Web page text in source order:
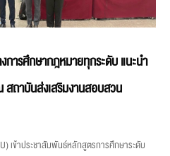
ารศึกษากฎหมายทุกระดับ แนะนำ
ถาบันส่งเสริมงานสอบสวน
เข้าประชาสัมพันธ์หลักสูตรการศึกษาระดับ